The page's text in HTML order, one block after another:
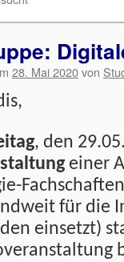
28. Mai 2020von
, den
einer
für die
einsetzt)